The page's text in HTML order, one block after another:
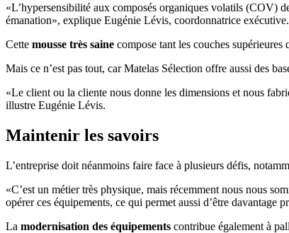
«L’hypersensibilité aux composés organiques volatils (COV)
émanation», explique Eugénie Lévis, coordonnatrice exécutive.
Cette mousse très saine compose tant les couches
Mais ce n’est pas tout, car Matelas Sélection offre aussi des
«Le client ou la cliente nous donne les dimensions et nous
illustre Eugénie Lévis.
Maintenir les savoirs
L’entreprise doit néanmoins faire face à plusieurs défis,
«C’est un métier très physique, mais récemment nous nous
opérer ces équipements, ce qui permet aussi d’être
La modernisation des équipements contribue également à